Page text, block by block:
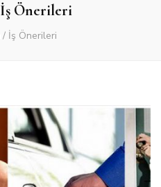
İş Önerileri
/ İş Önerileri